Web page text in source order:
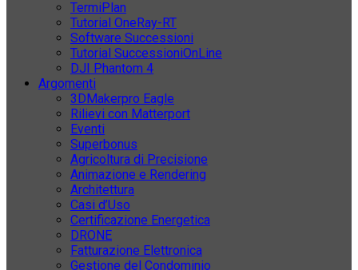
TermiPlan
Tutorial OneRay-RT
Software Successioni
Tutorial SuccessioniOnLine
DJI Phantom 4
Argomenti
3DMakerpro Eagle
Rilievi con Matterport
Eventi
Superbonus
Agricoltura di Precisione
Animazione e Rendering
Architettura
Casi d’Uso
Certificazione Energetica
DRONE
Fatturazione Elettronica
Gestione del Condominio